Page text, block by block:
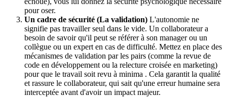
pour oser.
Un cadre de sécurité (La validation) L'autonomie ne
signifie pas travailler seul dans le vide. Un collaborateur a
besoin de savoir qu'il peut se référer à son manager ou un
collègue ou un expert en cas de difficulté. Mettez en place des
mécanismes de validation par les pairs (comme la revue de
code en développement ou la relecture croisée en marketing)
pour que le travail soit revu à minima . Cela garantit la qualité
et rassure le collaborateur, qui sait qu'une erreur humaine sera
interceptée avant d'avoir un impact majeur.